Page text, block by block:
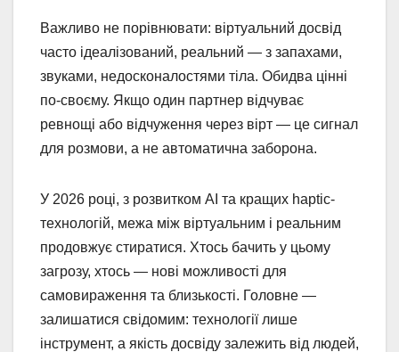
Важливо не порівнювати: віртуальний досвід
часто ідеалізований, реальний — з запахами,
звуками, недосконалостями тіла. Обидва цінні
по-своєму. Якщо один партнер відчуває
ревнощі або відчуження через вірт — це сигнал
для розмови, а не автоматична заборона.
У 2026 році, з розвитком AI та кращих haptic-
технологій, межа між віртуальним і реальним
продовжує стиратися. Хтось бачить у цьому
загрозу, хтось — нові можливості для
самовираження та близькості. Головне —
залишатися свідомим: технології лише
інструмент, а якість досвіду залежить від людей,